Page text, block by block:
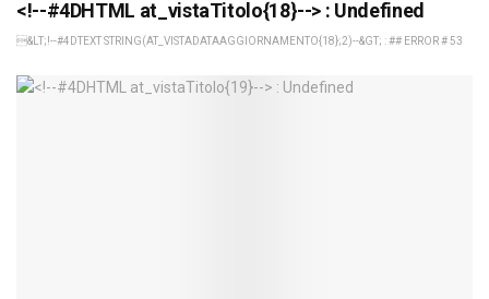
<!--#4DHTML at_vistaTitolo{18}--> : Undefined
&LT;!--#4DTEXT STRING(AT_VISTADATAAGGIORNAMENTO{18};2)--&GT; : ## ERROR # 53